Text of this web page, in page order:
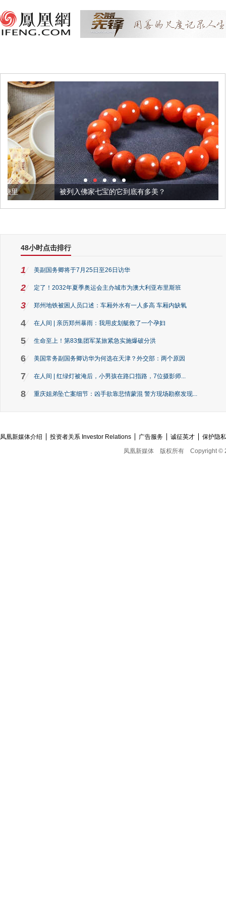
被列入佛家七宝的它到底有多美？
48小时点击排行
1 美副国务卿将于7月25日至26日访华
2 定了！2032年夏季奥运会主办城市为澳大利亚布里斯班
3 郑州地铁被困人员口述：车厢外水有一人多高 车厢内缺氧
4 在人间 | 亲历郑州暴雨：我用皮划艇救了一个孕妇
5 生命至上！第83集团军某旅紧急实施爆破分洪
6 美国常务副国务卿访华为何选在天津？外交部：两个原因
7 在人间 | 红绿灯被淹后，小男孩在路口指路，7位摄影师...
8 重庆姐弟坠亡案细节：凶手欲靠悲情蒙混 警方现场勘察发现...
凤凰新媒体介绍 投资者关系 Investor Relations 广告服务 诚征英才
保护隐
凤凰新媒体
版权所有 Copyright ©